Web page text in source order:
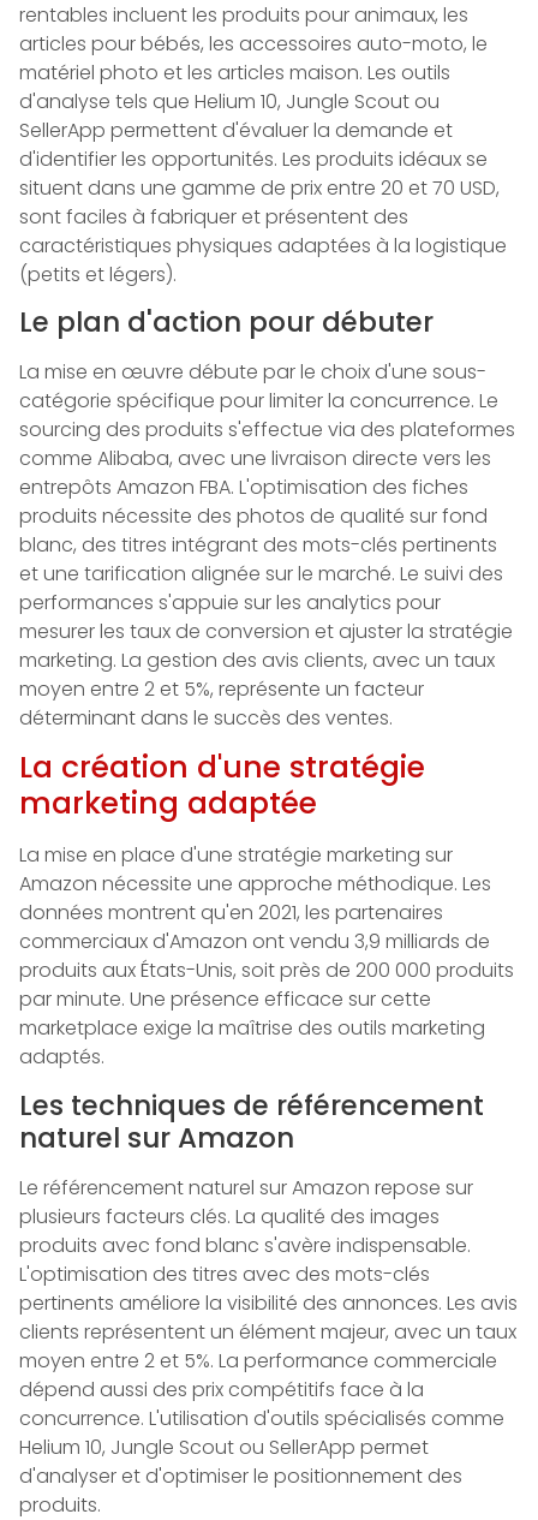
rentables incluent les produits pour animaux, les
articles pour bébés, les accessoires auto-moto, le
matériel photo et les articles maison. Les outils
d'analyse tels que Helium 10, Jungle Scout ou
SellerApp permettent d'évaluer la demande et
d'identifier les opportunités. Les produits idéaux se
situent dans une gamme de prix entre 20 et 70 USD,
sont faciles à fabriquer et présentent des
caractéristiques physiques adaptées à la logistique
(petits et légers).
Le plan d'action pour débuter
La mise en œuvre débute par le choix d'une sous-
catégorie spécifique pour limiter la concurrence. Le
sourcing des produits s'effectue via des plateformes
comme Alibaba, avec une livraison directe vers les
entrepôts Amazon FBA. L'optimisation des fiches
produits nécessite des photos de qualité sur fond
blanc, des titres intégrant des mots-clés pertinents
et une tarification alignée sur le marché. Le suivi des
performances s'appuie sur les analytics pour
mesurer les taux de conversion et ajuster la stratégie
marketing. La gestion des avis clients, avec un taux
moyen entre 2 et 5%, représente un facteur
déterminant dans le succès des ventes.
La création d'une stratégie
marketing adaptée
La mise en place d'une stratégie marketing sur
Amazon nécessite une approche méthodique. Les
données montrent qu'en 2021, les partenaires
commerciaux d'Amazon ont vendu 3,9 milliards de
produits aux États-Unis, soit près de 200 000 produits
par minute. Une présence efficace sur cette
marketplace exige la maîtrise des outils marketing
adaptés.
Les techniques de référencement
naturel sur Amazon
Le référencement naturel sur Amazon repose sur
plusieurs facteurs clés. La qualité des images
produits avec fond blanc s'avère indispensable.
L'optimisation des titres avec des mots-clés
pertinents améliore la visibilité des annonces. Les avis
clients représentent un élément majeur, avec un taux
moyen entre 2 et 5%. La performance commerciale
dépend aussi des prix compétitifs face à la
concurrence. L'utilisation d'outils spécialisés comme
Helium 10, Jungle Scout ou SellerApp permet
d'analyser et d'optimiser le positionnement des
produits.